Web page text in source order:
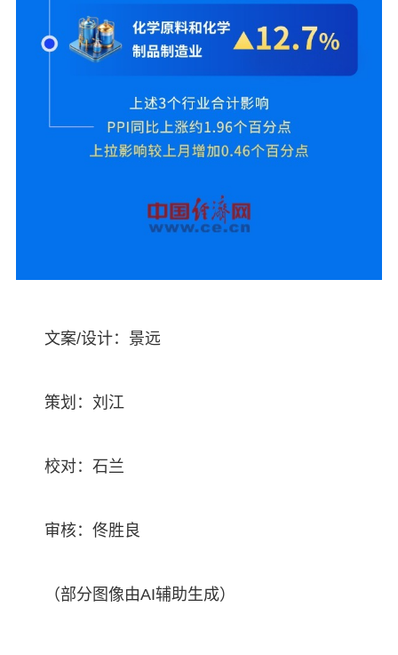
文案/设计：景远
策划：刘江
校对：石兰
审核：佟胜良
（部分图像由AI辅助生成）